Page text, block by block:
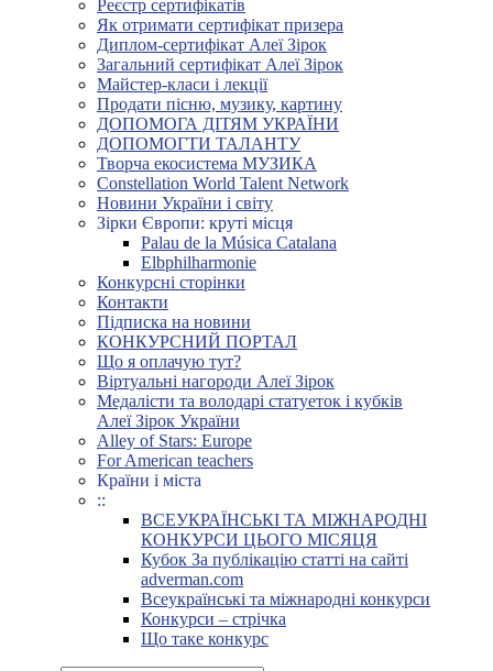
Реєстр сертифікатів
Як отримати сертифікат призера
Диплом-сертифікат Алеї Зірок
Загальний сертифікат Алеї Зірок
Майстер-класи і лекції
Продати пісню, музику, картину
ДОПОМОГА ДІТЯМ УКРАЇНИ
ДОПОМОГТИ ТАЛАНТУ
Творча екосистема МУЗИКА
Constellation World Talent Network
Новини України і світу
Зірки Європи: круті місця
Palau de la Música Catalana
Elbphilharmonie
Конкурсні сторінки
Контакти
Підписка на новини
КОНКУРСНИЙ ПОРТАЛ
Що я оплачую тут?
Віртуальні нагороди Алеї Зірок
Медалісти та володарі статуеток і кубків
Алеї Зірок України
Alley of Stars: Europe
For American teachers
Країни і міста
::
ВСЕУКРАЇНСЬКІ ТА МІЖНАРОДНІ
КОНКУРСИ ЦЬОГО МІСЯЦЯ
Кубок За публікацію статті на сайті
adverman.com
Всеукраїнські та міжнародні конкурси
Конкурси – стрічка
Що таке конкурс